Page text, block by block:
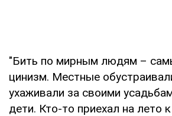
"Бить по мирным людям –
цинизм. Местные
ухаживали за своими
дети. Кто-то приехал на лето